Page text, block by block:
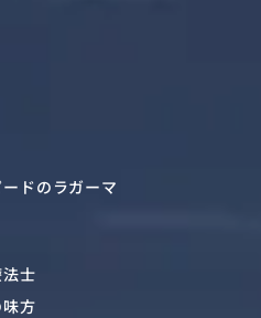
ドのラガーマ
士
方